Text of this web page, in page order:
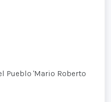
Pueblo 'Mario Roberto